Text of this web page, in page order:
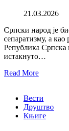
21.03.2026
Српски народ је
сепаратизму, а као
Република Српска
истакнуто…
Read More
Вести
Друштво
Књиге